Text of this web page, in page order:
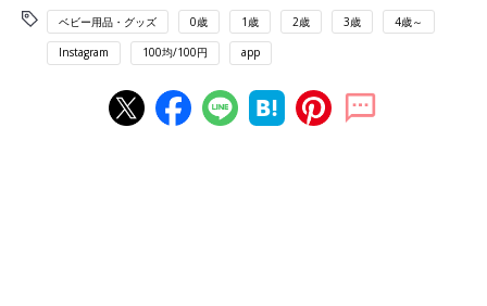
ベビー用品・グッズ 0歳 1歳 2歳 3歳 4歳～
Instagram 100均/100円 app